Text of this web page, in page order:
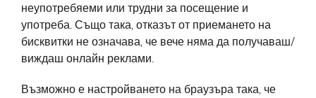
неупотребяеми или трудни за посещение и
употреба. Също така, отказът от приемането на
бисквитки не означава, че вече няма да получаваш/
виждаш онлайн реклами.
Възможно е настройването на браузъра така, че